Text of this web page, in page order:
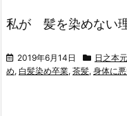
私が 髪を染めない
2019年6月14日 日之本
め, 白髪染め卒業, 茶髪, 身体に